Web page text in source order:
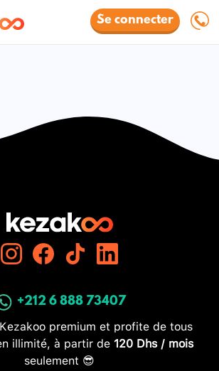
Se connecter
+212 6 888 73407
premium et profite de tous
illimité, à partir de 120 Dhs / mois
seulement 😎